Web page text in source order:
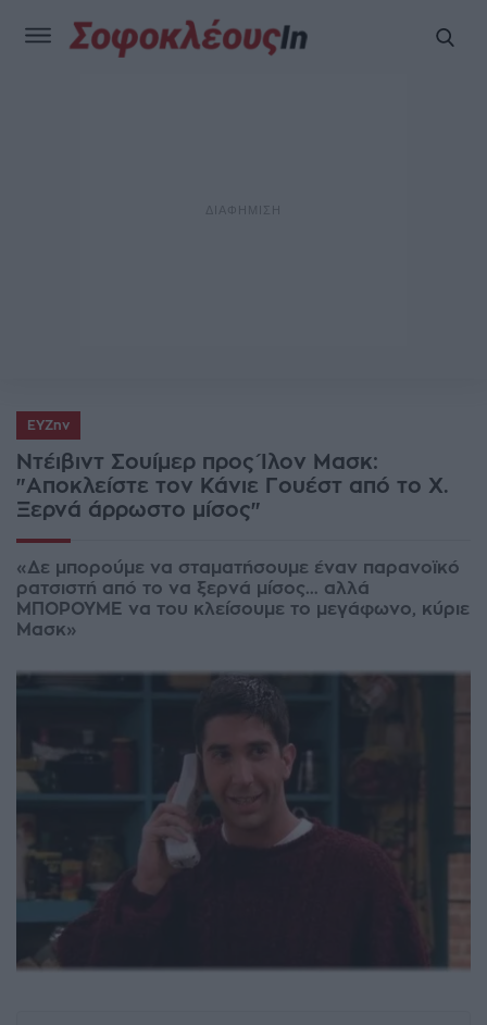
ΕΥΖην
Ντέιβιντ Σουίμερ προς Ίλον Μασκ:
"Αποκλείστε τον Κάνιε Γουέστ από το Χ.
Ξερνά άρρωστο μίσος"
«Δε μπορούμε να σταματήσουμε έναν παρανοϊκό
ρατσιστή από το να ξερνά μίσος… αλλά
ΜΠΟΡΟΥΜΕ να του κλείσουμε το μεγάφωνο, κύριε
Μασκ»